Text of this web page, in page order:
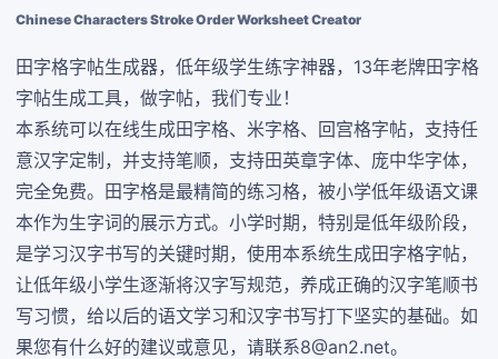
Chinese Characters Stroke Order Worksheet Creator
田字格字帖生成器，低年级学生练字神器，13年老牌田字格
字帖生成工具，做字帖，我们专业！
本系统可以在线生成田字格、米字格、回宫格字帖，支持任
意汉字定制，并支持笔顺，支持田英章字体、庞中华字体，
完全免费。田字格是最精简的练习格，被小学低年级语文课
本作为生字词的展示方式。小学时期，特别是低年级阶段，
是学习汉字书写的关键时期，使用本系统生成田字格字帖，
让低年级小学生逐渐将汉字写规范，养成正确的汉字笔顺书
写习惯，给以后的语文学习和汉字书写打下坚实的基础。如
果您有什么好的建议或意见，请联系8@an2.net。